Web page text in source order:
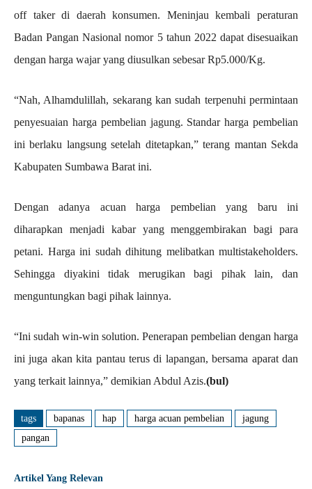
off taker di daerah konsumen. Meninjau kembali peraturan
Badan Pangan Nasional nomor 5 tahun 2022 dapat disesuaikan
dengan harga wajar yang diusulkan sebesar Rp5.000/Kg.
“Nah, Alhamdulillah, sekarang kan sudah terpenuhi permintaan
penyesuaian harga pembelian jagung. Standar harga pembelian
ini berlaku langsung setelah ditetapkan,” terang mantan Sekda
Kabupaten Sumbawa Barat ini.
Dengan adanya acuan harga pembelian yang baru ini
diharapkan menjadi kabar yang menggembirakan bagi para
petani. Harga ini sudah dihitung melibatkan multistakeholders.
Sehingga diyakini tidak merugikan bagi pihak lain, dan
menguntungkan bagi pihak lainnya.
“Ini sudah win-win solution. Penerapan pembelian dengan harga
ini juga akan kita pantau terus di lapangan, bersama aparat dan
yang terkait lainnya,” demikian Abdul Azis.(bul)
tags bapanas hap harga acuan pembelian
jagung
pangan
Artikel Yang Relevan